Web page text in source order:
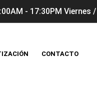
- 17:30PM Viernes
CONTACTO